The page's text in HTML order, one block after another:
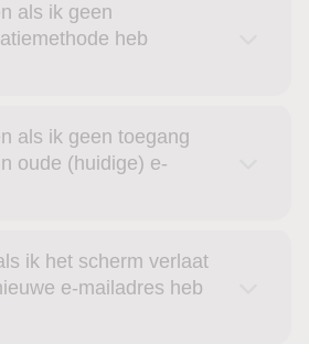
als ik geen
heb
als ik geen toegang
oude (huidige) e-
ik het scherm verlaat
e-mailadres heb